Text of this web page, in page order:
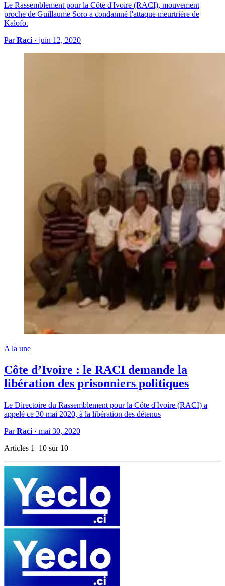
Le Rassemblement pour la Côte d'Ivoire (RACI), mouvement
proche de Guillaume Soro a condamné l'attaque meurtrière de
Kalofo.
ParRaci · juin 12, 2020
A la une
Côte d’Ivoire : le RACI demande la
libération des prisonniers politiques
Le Directoire du Rassemblement pour la Côte d'Ivoire (RACI) a
appelé ce 30 mai 2020, à la libération des détenus
ParRaci · mai 30, 2020
Articles 1–10 sur 10